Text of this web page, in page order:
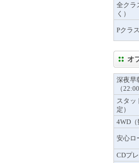
全クラ
く）
Pクラス
オ
深夜早
（
スタッ
定）
4WD（
安心ロ
CDプ